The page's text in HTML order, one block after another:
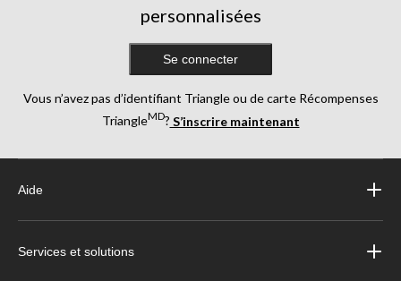
personnalisées
Se connecter
Vous n’avez pas d’identifiant Triangle ou de carte Récompenses
TriangleMD? S’inscrire maintenant
Aide
Services et solutions